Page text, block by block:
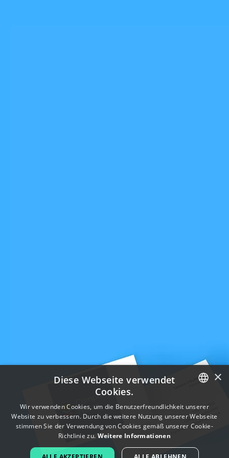
ENGLISH
FRENCH
×
Diese Webseite verwendet
Cookies.
Wir verwenden Cookies, um die Benutzerfreundlichkeit unserer
Website zu verbessern. Durch die weitere Nutzung unserer Webseite
stimmen Sie der Verwendung von Cookies gemäß unserer Cookie-
Richtlinie zu. Weitere Informationen